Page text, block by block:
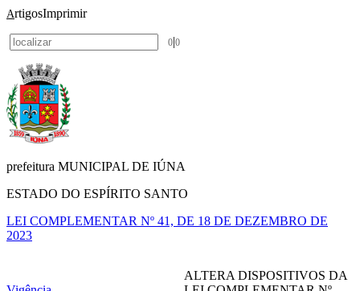
ArtigosImprimir
0|0
prefeitura MUNICIPAL DE IÚNA
ESTADO DO ESPÍRITO SANTO
LEI COMPLEMENTAR Nº 41, DE 18 DE DEZEMBRO DE
2023
ALTERA DISPOSITIVOS DA